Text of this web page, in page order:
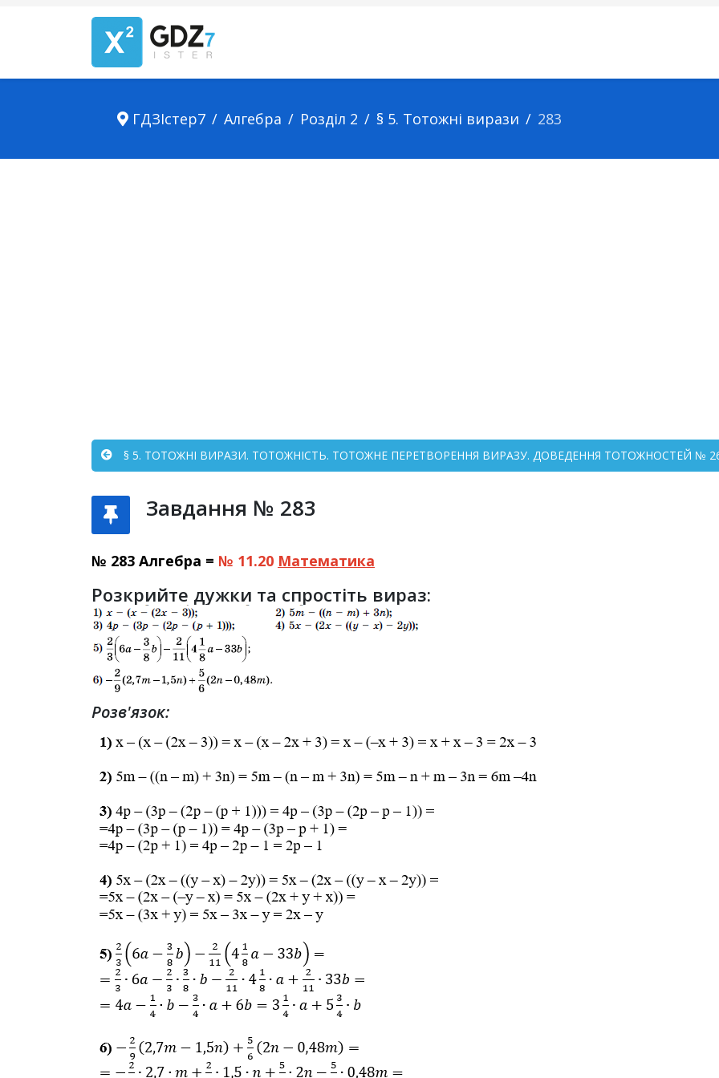
ГДЗІстер7 Алгебра Розділ 2 § 5. Тотожні вирази 283
§ 5. ТОТОЖНІ ВИРАЗИ. ТОТОЖНІСТЬ. ТОТОЖНЕ ПЕРЕТВОРЕННЯ ВИРАЗУ. ДОВЕДЕННЯ ТОТОЖНОСТЕЙ №
Завдання № 283
№ 283 Алгебра = № 11.20 Математика
Розкрийте дужки та спростіть вираз:
Розв'язок: